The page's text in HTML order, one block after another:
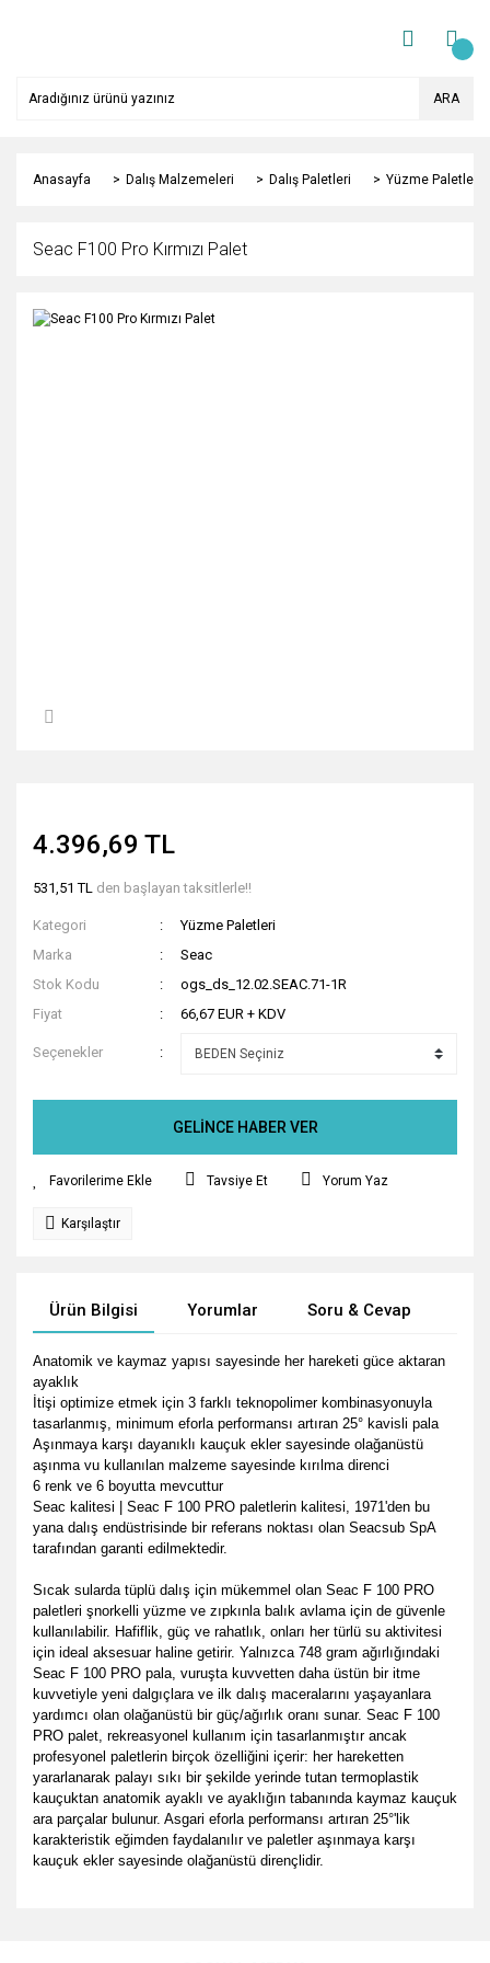
ARA
Anasayfa Dalış Malzemeleri Dalış Paletleri Yüzme Paletleri
Seac F100 Pro Kırmızı Palet
4.396,69 TL
531,51 TL den başlayan taksitlerle!!
Kategori
Yüzme Paletleri
Marka
Seac
Stok Kodu
ogs_ds_12.02.SEAC.71-1R
Fiyat
66,67 EUR + KDV
Seçenekler
GELİNCE HABER VER
Tavsiye Et Yorum Yaz
Karşılaştır
Ürün Bilgisi Yorumlar Soru & Cevap
Anatomik ve kaymaz yapısı sayesinde her hareketi güce aktaran
ayaklık
İtişi optimize etmek için 3 farklı teknopolimer kombinasyonuyla
tasarlanmış, minimum eforla performansı artıran 25° kavisli pala
Aşınmaya karşı dayanıklı kauçuk ekler sayesinde olağanüstü
aşınma vu kullanılan malzeme sayesinde kırılma direnci
6 renk ve 6 boyutta mevcuttur
Seac kalitesi | Seac F 100 PRO paletlerin kalitesi, 1971'den bu
yana dalış endüstrisinde bir referans noktası olan Seacsub SpA
tarafından garanti edilmektedir.
Sıcak sularda tüplü dalış için mükemmel olan Seac F 100 PRO
paletleri şnorkelli yüzme ve zıpkınla balık avlama için de güvenle
kullanılabilir. Hafiflik, güç ve rahatlık, onları her türlü su aktivitesi
için ideal aksesuar haline getirir. Yalnızca 748 gram ağırlığındaki
Seac F 100 PRO pala, vuruşta kuvvetten daha üstün bir itme
kuvvetiyle yeni dalgıçlara ve ilk dalış maceralarını yaşayanlara
yardımcı olan olağanüstü bir güç/ağırlık oranı sunar. Seac F 100
PRO palet, rekreasyonel kullanım için tasarlanmıştır ancak
profesyonel paletlerin birçok özelliğini içerir: her hareketten
yararlanarak palayı sıkı bir şekilde yerinde tutan termoplastik
kauçuktan anatomik ayaklı ve ayaklığın tabanında kaymaz kauçuk
ara parçalar bulunur. Asgari eforla performansı artıran 25°'lik
karakteristik eğimden faydalanılır ve paletler aşınmaya karşı
kauçuk ekler sayesinde olağanüstü dirençlidir.
kullanarak tarafımıza iletebilirsiniz.